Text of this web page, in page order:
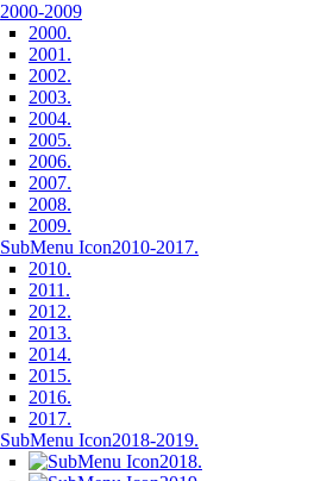
2000-2009
2000.
2001.
2002.
2003.
2004.
2005.
2006.
2007.
2008.
2009.
2010-2017.
2010.
2011.
2012.
2013.
2014.
2015.
2016.
2017.
2018-2019.
2018.